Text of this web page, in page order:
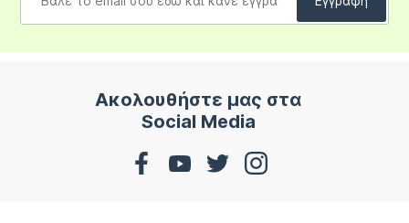
Ακολουθήστε μας στα
Social Media